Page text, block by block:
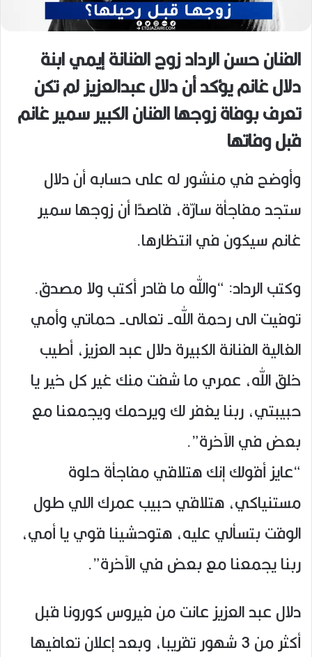
الفنان حسن الرداد زوج الفنانة إيمي ابنة
دلال غانم يؤكد أن دلال عبدالعزيز لم تكن
تعرف بوفاة زوجها الفنان الكبير سمير غانم
قبل وفاتها
وأوضح في منشور له على حسابه أن دلال
ستجد مفاجأة سارّة، قاصدًا أن زوجها سمير
غانم سيكون في انتظارها.
وكتب الرداد: “والله ما قادر أكتب ولا مصدق.
توفيت الى رحمة الله- تعالى- حماتي وأمي
الغالية الفنانة الكبيرة دلال عبد العزيز، أطيب
خلق الله، عمري ما شفت منك غير كل خير يا
حبيبتي، ربنا يغفر لك ويرحمك ويجمعنا مع
بعض في الآخرة”.
“عايز أقولك إنك هتلاقي مفاجأة حلوة
مستنياكي، هتلاقي حبيب عمرك اللي طول
الوقت بتسألي عليه، هتوحشينا قوي يا أمي،
ربنا يجمعنا مع بعض في الآخرة”.
دلال عبد العزيز عانت من فيروس كورونا قبل
أكثر من 3 شهور تقريبا، وبعد إعلان تعافيها